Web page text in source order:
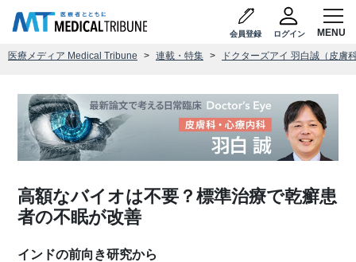
会員登録 ログイン
医療メディア Medical Tribune 連載・特集 ドクターズアイ 羽白誠（皮膚
高額なバイオは不要？標準治療で乾癬患
者の不眠が改善
インドの前向き研究から